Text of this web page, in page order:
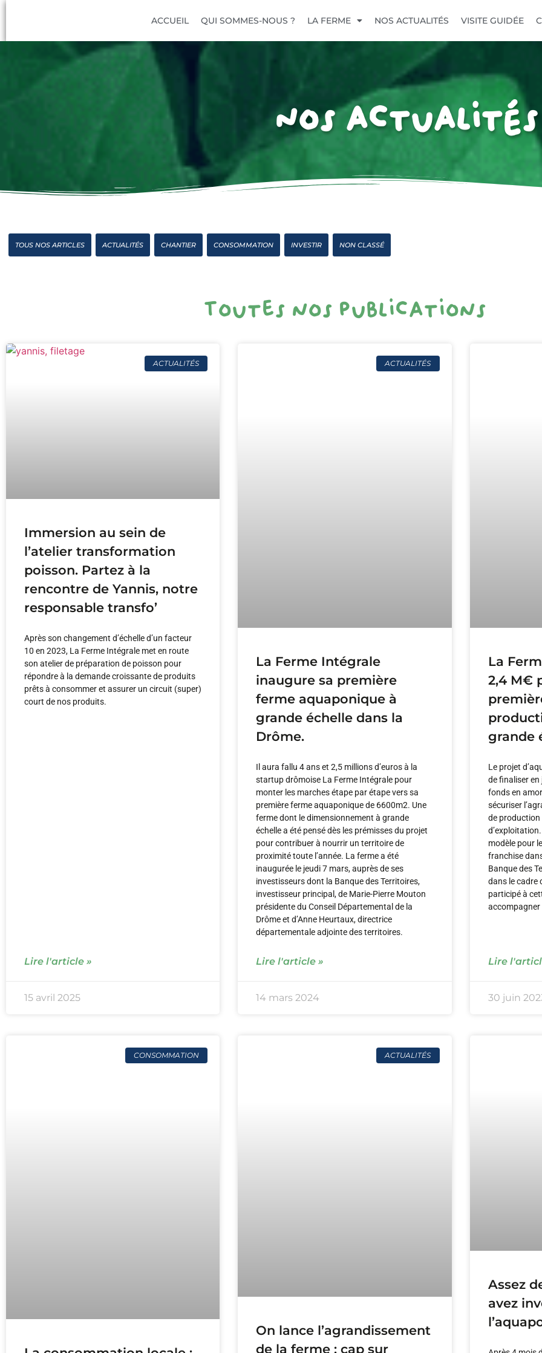
ACCUEIL QUI SOMMES-NOUS ? LA FERME NOS ACTUALITÉS VISITE GUIDÉE
Nos actualités
TOUS NOS ARTICLES ACTUALITÉS CHANTIER CONSOMMATION INVESTIR NON CLASSÉ
Toutes nos publications
ACTUALITÉS
Immersion au sein de
l’atelier transformation
poisson. Partez à la
rencontre de Yannis, notre
responsable transfo’
Après son changement d’échelle d’un facteur
10 en 2023, La Ferme Intégrale met en route
son atelier de préparation de poisson pour
répondre à la demande croissante de produits
prêts à consommer et assurer un circuit (super)
court de nos produits.
Lire l'article »
15 avril 2025
ACTUALITÉS
La Ferme Intégrale
inaugure sa première
ferme aquaponique à
grande échelle dans la
Drôme.
Il aura fallu 4 ans et 2,5 millions d’euros à la
startup drômoise La Ferme Intégrale pour
monter les marches étape par étape vers sa
première ferme aquaponique de 6600m2. Une
ferme dont le dimensionnement à grande
échelle a été pensé dès les prémisses du projet
pour contribuer à nourrir un territoire de
proximité toute l’année. La ferme a été
inaugurée le jeudi 7 mars, auprès de ses
investisseurs dont la Banque des Territoires,
investisseur principal, de Marie-Pierre Mouton
présidente du Conseil Départemental de la
Drôme et d’Anne Heurtaux, directrice
départementale adjointe des territoires.
Lire l'article »
14 mars 2024
La
2,4 M€
grande
Le projet
de finaliser en
fonds en
sécuriser
de production
modèle pour
franchise
Banque des
dans le cadre
participé à
accompagner
Lire
30 juin
CONSOMMATION ACTUALITÉS
On lance l’agrandissement
de la ferme : cap sur
Assez
avez